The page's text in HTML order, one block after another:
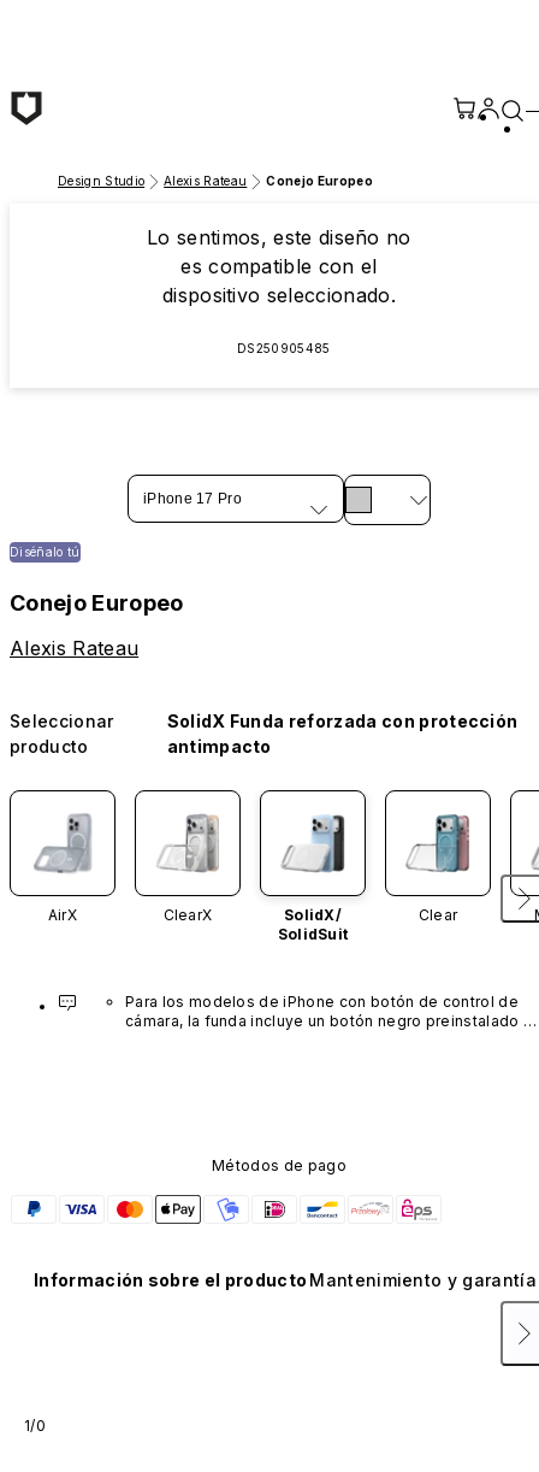
Design Studio Alexis Rateau Conejo Europeo
Lo sentimos, este diseño no
es compatible con el
dispositivo seleccionado.
DS250905485
iPhone 17 Pro
Diséñalo tú
Conejo Europeo
Alexis Rateau
Seleccionar
producto
SolidX Funda reforzada con protección
antimpacto
AirX ClearX
SolidX/
SolidSuit
Clear
Para los modelos de iPhone con botón de control de
cámara, la funda incluye un botón negro preinstalado
Métodos de pago
Información sobre el producto Mantenimiento y garantía
1/0